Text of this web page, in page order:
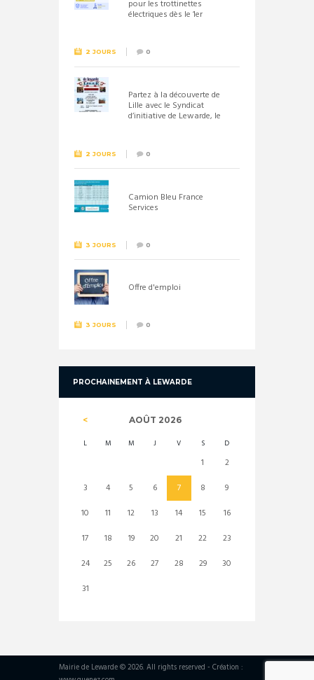
pour les trottinettes
électriques dès le 1er
2 JOURS 0
Partez à la découverte de
Lille avec le Syndicat
d’initiative de Lewarde, le
2 JOURS 0
Camion Bleu France
Services
3 JOURS 0
Offre d'emploi
3 JOURS 0
PROCHAINEMENT À LEWARDE
AOÛT 2026
L M M J V S D
1
2
3
4 5 6 7 8
9
10
11 12 13 14 15
16
17
18 19 20 21 22
23
24
25 26 27 28 29
30
31
Mairie de Lewarde © 2026. All rights reserved - Création :